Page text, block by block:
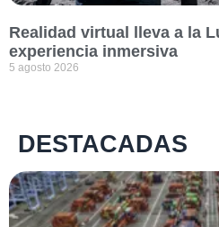
Realidad virtual lleva a la
experiencia inmersiva
5 agosto 2026
DESTACADAS